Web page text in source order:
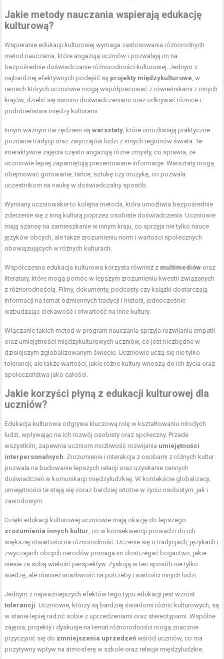
Jakie metody nauczania wspierają edukację
kulturową?
Wspieranie edukacji kulturowej wymaga zastosowania różnorodnych
metod nauczania, które angażują uczniów i pozwalają im na
bezpośrednie doświadczanie różnorodności kulturowej. Jednym z
najbardziej efektywnych podejść są projekty międzykulturowe , w
ramach których uczniowie mogą współpracować z rówieśnikami z innych
krajów, dzielić się swoimi doświadczeniami oraz odkrywać różnice i
podobieństwa między kulturami.
Innym ważnym narzędziem sąwarsztaty , które umożliwiają praktyczne
poznanie tradycji oraz zwyczajów ludzi z innych regionów świata. Te
interaktywne zajęcia często angażują różne zmysły, co sprawia, że
uczniowie lepiej zapamiętują prezentowane informacje. Warsztaty mogą
obejmować gotowanie, tańce, sztukę czy muzykę, co pozwala
uczestnikom na naukę w doświadczalny sposób.
Wymiany uczniowskie to kolejna metoda, która umożliwia bezpośrednie
zderzenie się z inną kulturą poprzez osobiste doświadczenia. Uczniowie
mają szansę na zamieszkanie w innym kraju, co sprzyja nie tylko nauce
języków obcych, ale także zrozumieniu norm i wartości społecznych
obowiązujących w różnych kulturach.
Współczesna edukacja kulturowa korzysta również z multimediów oraz
literatury, które mogą pomóc w lepszym zrozumieniu kwestii związanych
z różnorodnością. Filmy, dokumenty, podcasty czy książki dostarczają
informacji na temat odmiennych tradycji i historii, jednocześnie
wzbudzając ciekawość i otwartość na inne kultury.
Włączanie takich metod w program nauczania sprzyja rozwijaniu empatii
oraz umiejętności międzykulturowych uczniów, co jest niezbędne w
dzisiejszym zglobalizowanym świecie. Uczniowie uczą się nie tylko
tolerancji, ale także wartości, jakie różne kultury wnoszą do ich życia oraz
społeczeństwa jako całości.
Jakie korzyści płyną z edukacji kulturowej dla
uczniów?
Edukacja kulturowa odgrywa kluczową rolę w kształtowaniu młodych
ludzi, wpływając na ich rozwój osobisty oraz społeczny. Przede
wszystkim, zapewnia uczniom możliwość rozwijania umiejętności
interpersonalnych . Zrozumienie i interakcja z osobami z różnych kultur
pozwala na budowanie lepszych relacji oraz uzyskanie cennych
doświadczeń w komunikacji międzyludzkiej. W kontekście globalizacji,
umiejętności te stają się coraz bardziej istotne w życiu osobistym, jak i
zawodowym.
Dzięki edukacji kulturowej uczniowie mają okazję do lepszego
zrozumienia innych kultur , co w konsekwencji prowadzi do ich
większej otwartości na różnorodność. Uczenie się o tradycjach, językach i
zwyczajach obcych narodów pomaga im dostrzegać bogactwo, jakie
niesie za sobą wielość perspektyw. Zyskują w ten sposób nie tylko
wiedzę, ale również wrażliwość na potrzeby i wartości innych ludzi.
Jednym z najważniejszych efektów tego typu edukacji jest wzrost
tolerancji . Uczniowie, którzy są bardziej świadomi różnic kulturowych, są
w stanie lepiej radzić sobie z uprzedzeniami oraz stereotypami. Wspólne
zajęcia, projekty i dyskusje na temat różnorodności mogą znacznie
przyczynić się do zmniejszenia uprzedzeń wśród uczniów, co ma
pozytywny wpływ na atmosferę w szkole oraz relacje międzyludzkie.